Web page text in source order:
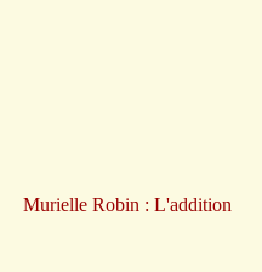
Murielle Robin : L'addition